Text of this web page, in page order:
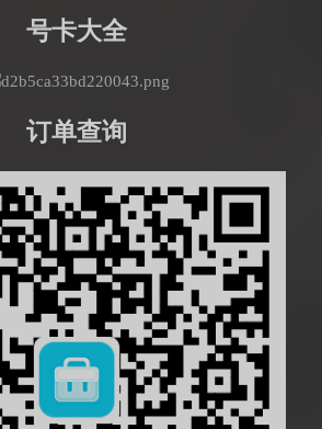
号卡大全
订单查询